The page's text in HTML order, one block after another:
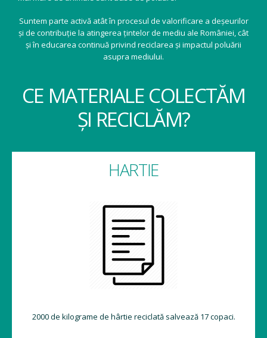
Suntem parte activă atât în procesul de valorificare a deșeurilor
și de contribuție la atingerea țintelor de mediu ale României, cât
și în educarea continuă privind reciclarea și impactul poluării
asupra mediului.
CE MATERIALE COLECTĂM
ȘI RECICLĂM?
HARTIE
2000 de kilograme de hârtie reciclată salvează 17 copaci.